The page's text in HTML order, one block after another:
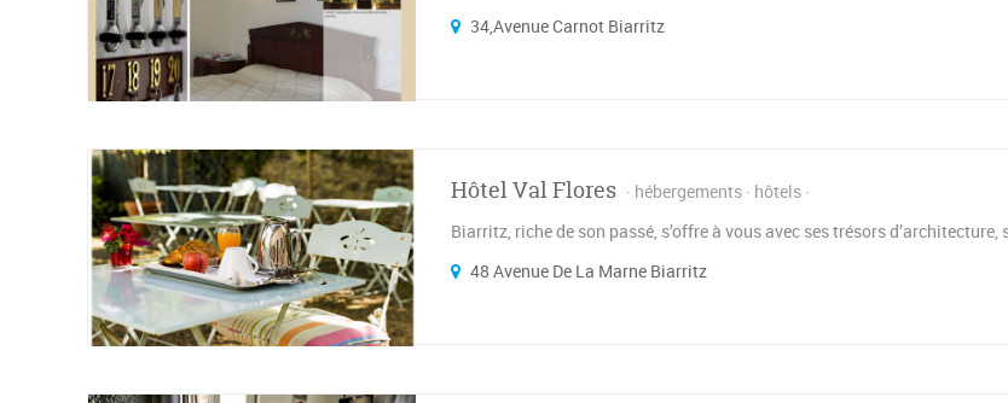
34,Avenue Carnot Biarritz
Hôtel Val Flores hébergements hôtels
Biarritz, riche de son passé, s’offre à vous avec ses trésors
48 Avenue De La Marne Biarritz